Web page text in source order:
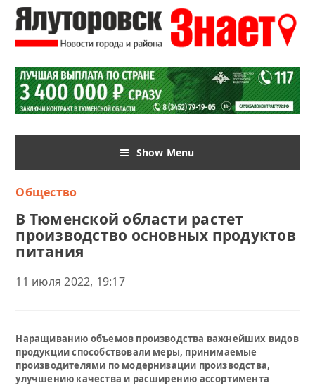
Show Menu
Общество
В Тюменской области растет
производство основных продуктов
питания
11 июля 2022, 19:17
Наращиванию объемов производства важнейших видов
продукции способствовали меры, принимаемые
производителями по модернизации производства,
улучшению качества и расширению ассортимента